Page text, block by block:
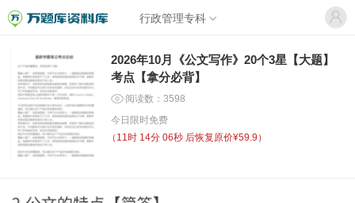
行政管理专科
2026年10月《公文写作》20个3星【大题】
考点【拿分必背】
阅读数：3598
今日限时免费
（ 11时 14分 05秒 后恢复原价¥59.9）